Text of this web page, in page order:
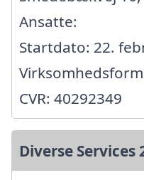
Ansatte:
Startdato: 22.
CVR: 40292349
Diverse Services